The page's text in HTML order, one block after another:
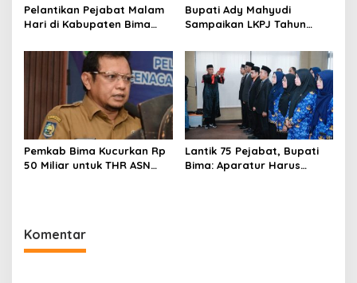
Pelantikan Pejabat Malam
Hari di Kabupaten Bima
di Era Ady-Irfan
Bupati Ady Mahyudi
Sampaikan LKPJ Tahun
Paripurna DPRD Kabupaten
Bima
Pemkab Bima Kucurkan Rp
50 Miliar untuk THR ASN
Lantik 75 Pejabat, Bupati
Bima: Aparatur Harus
Komentar